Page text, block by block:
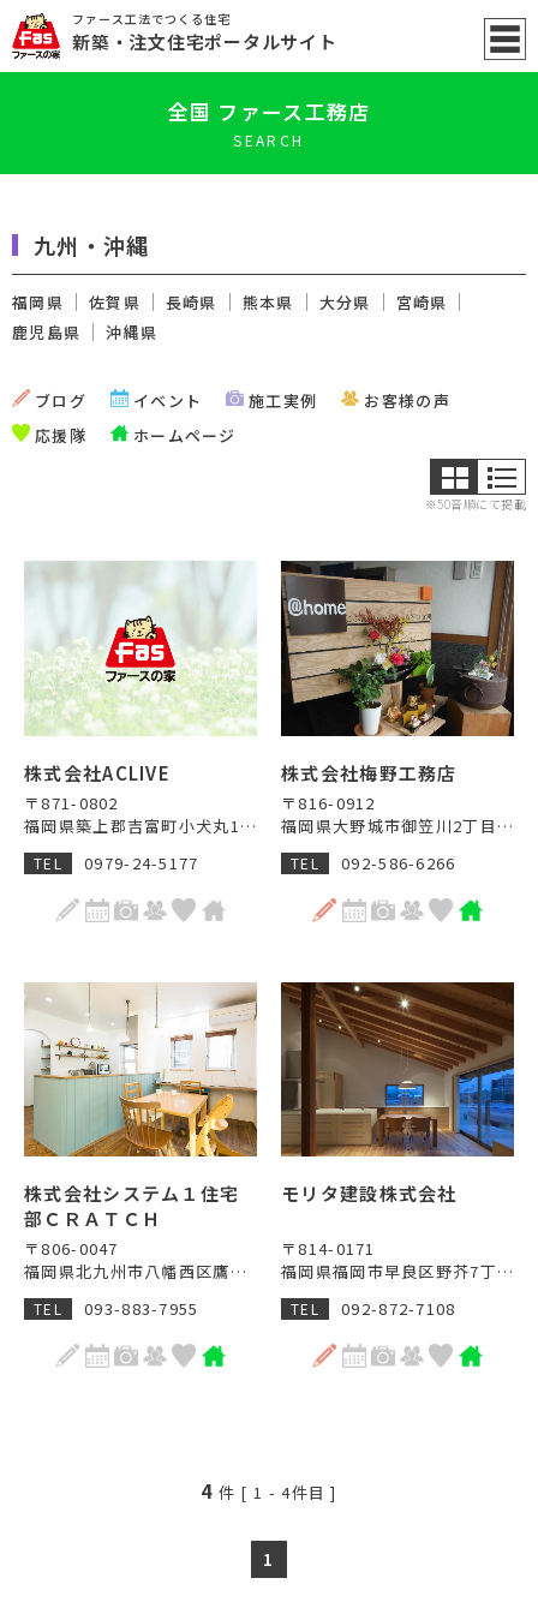
ファース工法でつくる住宅
新築 ・注文住宅ポータルサイト
全国 ファース工務店
SEARCH
九州・沖縄
福岡県 佐賀県 長崎県 熊本県 大分県
宮崎県
鹿児島県
沖縄県
ブログ イベント 施工実例
お客様の声
応援隊
ホームページ
※50音順にて掲載
株式会社ACLIVE
〒871-0802
福岡県築上郡吉富町小犬丸121-1
TEL 0979-24-5177
株式会社梅野工務店
〒816-0912
福岡県大野城市御笠川2丁目7-8
TEL 092-586-6266
株式会社システム１住宅
部ＣＲＡＴＣＨ
〒806-0047
福岡県北九州市八幡西区鷹の巣3丁目10番10号1階
TEL 093-883-7955
モリタ建設株式会社
〒814-0171
福岡県福岡市早良区野芥7丁目19-25
TEL 092-872-7108
4 件 [1 -4件目 ]
1